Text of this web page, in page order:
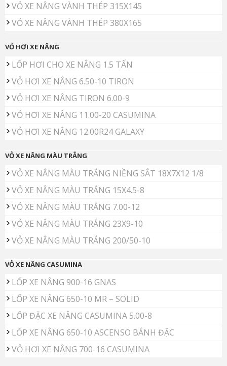
VỎ XE NÂNG VÀNH THÉP 315X145
VỎ XE NÂNG VÀNH THÉP 380X165
VỎ HƠI XE NÂNG
LỐP HƠI CHO XE NÂNG 1.5 TẤN
VỎ HƠI XE NÂNG 6.50-10 TIRON
VỎ HƠI XE NÂNG TIRON 6.00-9
VỎ HƠI XE NÂNG 11.00-20 CASUMINA
VỎ HƠI XE NÂNG 12.00R24 GALAXY
VỎ XE NÂNG MÀU TRẮNG
VỎ XE NÂNG MÀU TRẮNG NIỀNG SẮT 18X7X12 1/8
VỎ XE NÂNG MÀU TRẮNG 15X4.5-8
VỎ XE NÂNG MÀU TRẮNG 7.00-12
VỎ XE NÂNG MÀU TRẮNG 23X9-10
VỎ XE NÂNG MÀU TRẮNG 200/50-10
VỎ XE NÂNG CASUMINA
LỐP XE NÂNG 900-16 GNAS
LỐP XE NÂNG 650-10 MR – SOLID
LỐP ĐẶC XE NÂNG CASUMINA 5.00-8
LỐP XE NÂNG 650-10 ASCENSO BÁNH ĐẶC
VỎ HƠI XE NÂNG 700-16 CASUMINA